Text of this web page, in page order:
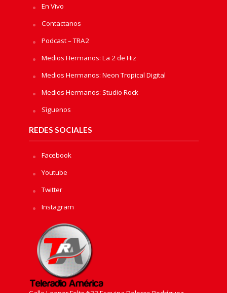
En Vivo
Contactanos
Podcast – TRA2
Medios Hermanos: La 2 de Hiz
Medios Hermanos: Neon Tropical Digital
Medios Hermanos: Studio Rock
Sìguenos
REDES SOCIALES
Facebook
Youtube
Twitter
Instagram